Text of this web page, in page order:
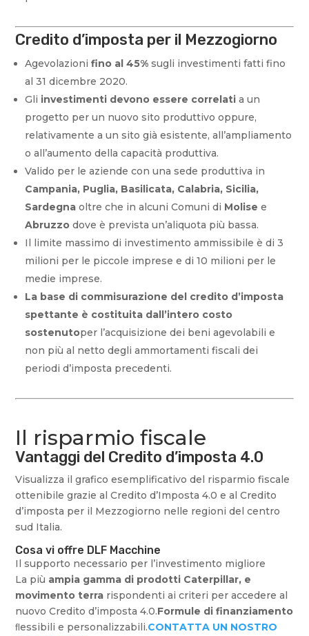
Credito d’imposta per il Mezzogiorno
Agevolazionifino al 45% sugli investimenti fatti fino
al 31 dicembre 2020.
Gli investimenti devono essere correlati a un
progetto per un nuovo sito produttivo oppure,
relativamente a un sito già esistente, all’ampliamento
o all’aumento della capacità produttiva.
Valido per le aziende con una sede produttiva in
Campania, Puglia, Basilicata, Calabria, Sicilia,
Sardegna oltre che in alcuni Comuni di Molisee
Abruzzodove è prevista un’aliquota più bassa.
Il limite massimo di investimento ammissibile è di 3
milioni per le piccole imprese e di 10 milioni per le
medie imprese.
La base di commisurazione del credito d’imposta
spettante è costituita dall’intero costo
sostenutoper l’acquisizione dei beni agevolabili e
non più al netto degli ammortamenti fiscali dei
periodi d’imposta precedenti.
Il risparmio fiscale
Vantaggi del Credito d’imposta 4.0
Visualizza il grafico esemplificativo del risparmio fiscale
ottenibile grazie al Credito d’Imposta 4.0 e al Credito
d’imposta per il Mezzogiorno nelle regioni del centro
sud Italia.
Cosa vi offre DLF Macchine
Il supporto necessario per l’investimento migliore
La più ampia gamma di prodotti Caterpillar, e
movimento terra rispondenti ai criteri per accedere al
nuovo Credito d’imposta 4.0.Formule di finanziamento
ﬂessibili e personalizzabili.CONTATTA UN NOSTRO